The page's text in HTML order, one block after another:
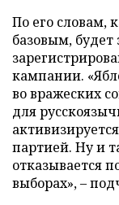
По его словам,
базовым, будет
кампании.
во вражеских
для
партией. Ну и
отказывается
выборах», –